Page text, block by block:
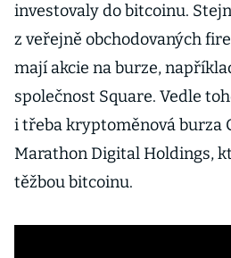
investovaly do bitcoinu.
z veřejně obchodovaných
mají akcie na burze,
společnost Square. Vedle
i třeba kryptoměnová burza
Marathon Digital Holdings,
těžbou bitcoinu.